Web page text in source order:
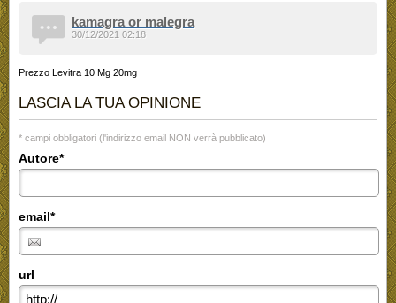
kamagra or malegra
Prezzo Levitra 10 Mg 20mg
30/12/2021 02:18
LASCIA LA TUA OPINIONE
* campi obbligatori (l'indirizzo email NON verrà pubblicato)
Autore*
email*
url